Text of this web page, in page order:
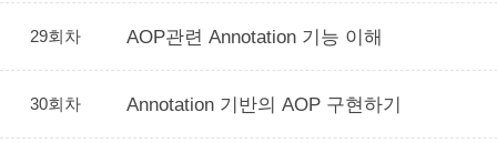
29회차 AOP관련 Annotation 기능 이해
30회차 Annotation 기반의 AOP 구현하기